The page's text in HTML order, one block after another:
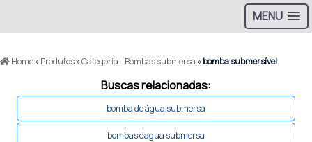
MENU
Home»Produtos»Categoria - Bombas submersa »bomba submersível
Buscas relacionadas:
bomba de água submersa
bombas dagua submersa